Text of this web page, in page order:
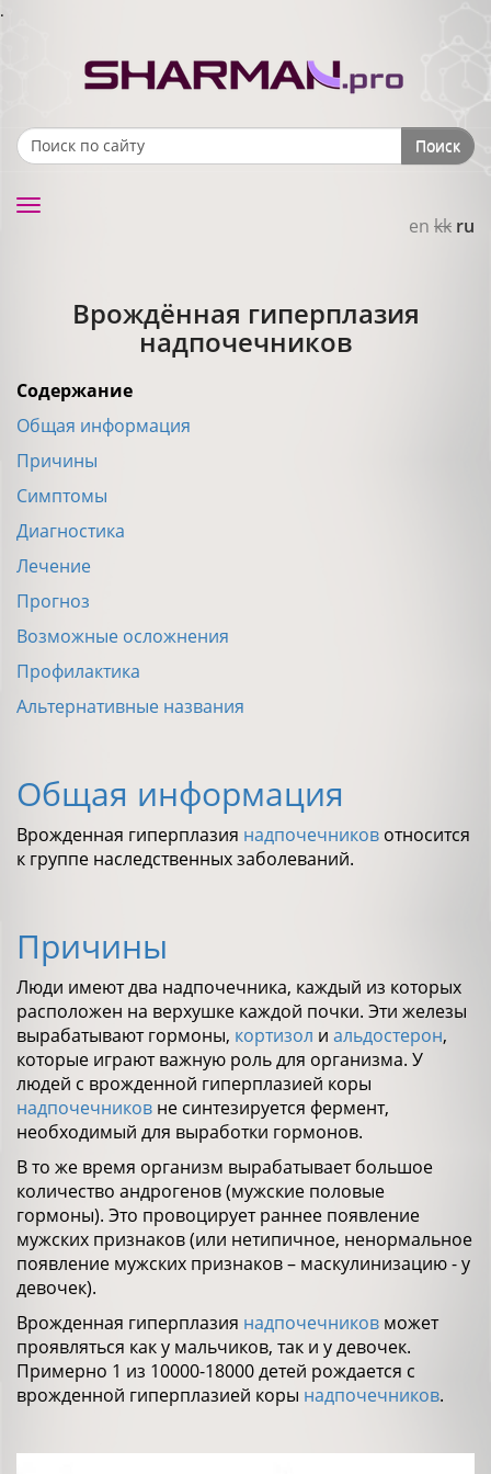
.
Search form Поиск
en kk ru
Toggle
Врождённая гиперплазия
надпочечников
Содержание
Общая информация
Причины
Симптомы
Диагностика
Лечение
Прогноз
Возможные осложнения
Профилактика
Альтернативные названия
Общая информация
Врожденная гиперплазия надпочечников относится
к группе наследственных заболеваний.
Причины
Люди имеют два надпочечника, каждый из которых
расположен на верхушке каждой почки. Эти железы
вырабатывают гормоны, кортизол и альдостерон,
которые играют важную роль для организма. У
людей с врожденной гиперплазией коры
надпочечников не синтезируется фермент,
необходимый для выработки гормонов.
В то же время организм вырабатывает большое
количество андрогенов (мужские половые
гормоны). Это провоцирует раннее появление
мужских признаков (или нетипичное, ненормальное
появление мужских признаков – маскулинизацию - у
девочек).
Врожденная гиперплазия надпочечников может
проявляться как у мальчиков, так и у девочек.
Примерно 1 из 10000-18000 детей рождается с
врожденной гиперплазией коры надпочечников.